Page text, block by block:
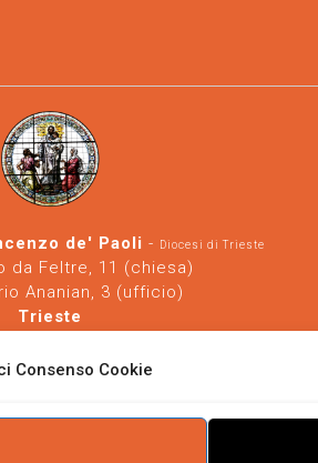
Consenso Cookie
de' Paoli - Diocesi di Trieste
da Feltre, 11 (chiesa)
Ananian, 3 (ufficio)
Trieste
-parrocchia@svdp-trieste.it
-Informativa cookie